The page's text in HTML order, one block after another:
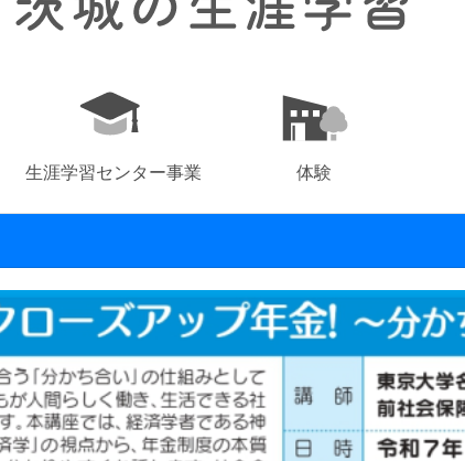
生涯学習センター事業 体験